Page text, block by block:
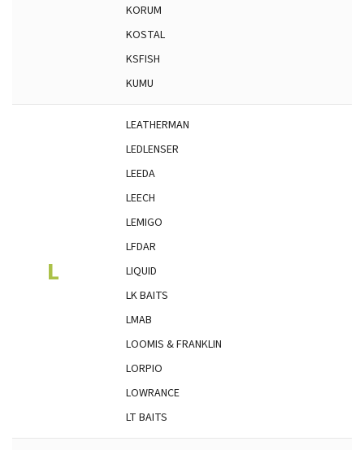
KORUM
KOSTAL
KSFISH
KUMU
L
LEATHERMAN
LEDLENSER
LEEDA
LEECH
LEMIGO
LFDAR
LIQUID
LK BAITS
LMAB
LOOMIS & FRANKLIN
LORPIO
LOWRANCE
LT BAITS